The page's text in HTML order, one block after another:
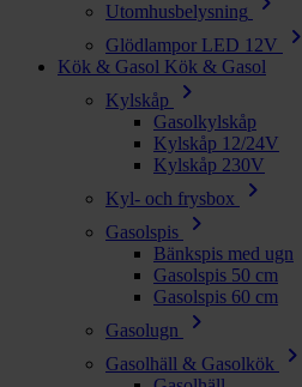
Utomhusbelysning
Glödlampor LED 12V chevron_right
Kök & Gasol Kök & Gasol
Kylskåp
chevron_right
Gasolkylskåp
Kylskåp 12/24V
Kylskåp 230V
Kyl- och frysbox
chevron_right
Gasolspis chevron_right
Bänkspis med ugn
Gasolspis 50 cm
Gasolspis 60 cm
Gasolugn
chevron_right
Gasolhäll & Gasolkök chevron_right